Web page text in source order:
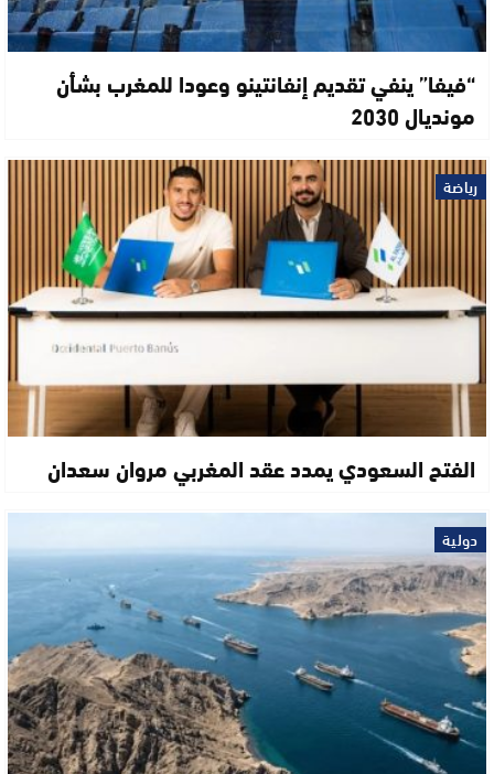
“فيفا” ينفي تقديم إنفانتينو وعودا للمغرب بشأن
مونديال 2030
رياضة
الفتح السعودي يمدد عقد المغربي مروان سعدان
دولية